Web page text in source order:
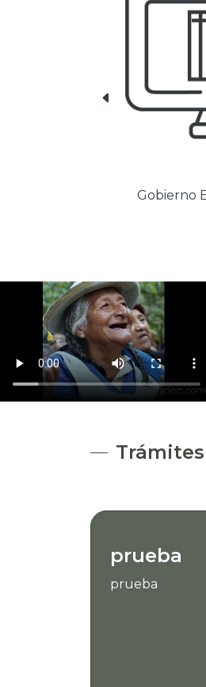
Pasarela de
Trámites
prueba
prueba